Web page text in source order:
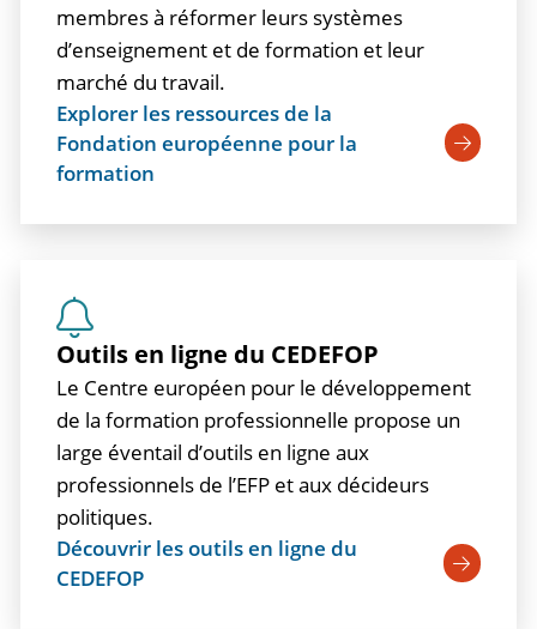
membres à réformer leurs systèmes
d’enseignement et de formation et leur
marché du travail.
Explorer les ressources de la
Fondation européenne pour la
formation
Outils en ligne du CEDEFOP
Le Centre européen pour le développement
de la formation professionnelle propose un
large éventail d’outils en ligne aux
professionnels de l’EFP et aux décideurs
politiques.
Découvrir les outils en ligne du
CEDEFOP